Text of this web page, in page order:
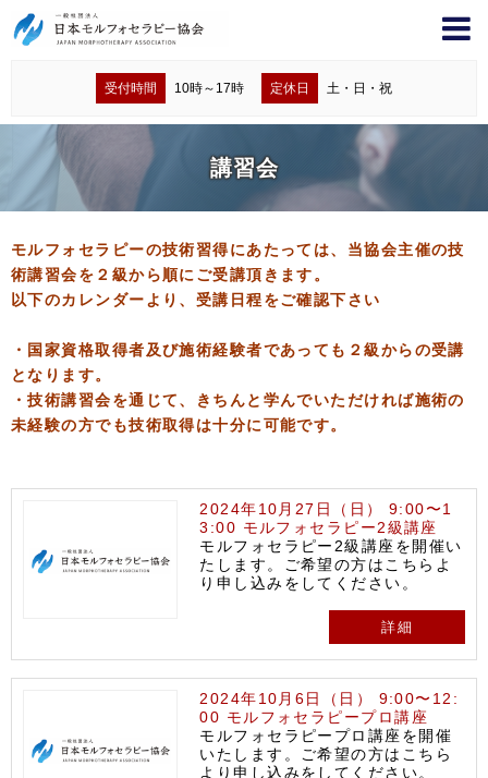
受付時間 10時～17時 定休日 土・日・祝
講習会
モルフォセラピーの技術習得にあたっては、当協会主催の技
術講習会を２級から順にご受講頂きます。
以下のカレンダーより、受講日程をご確認下さい
・国家資格取得者及び施術経験者であっても２級からの受講
となります。
・技術講習会を通じて、きちんと学んでいただければ施術の
未経験の方でも技術取得は十分に可能です。
2024年10月27日（日） 9:00〜1
3:00 モルフォセラピー2級講座
モルフォセラピー2級講座を開催い
たします。ご希望の方はこちらよ
り申し込みをしてください。
詳細
2024年10月6日（日） 9:00〜12:
00 モルフォセラピープロ講座
モルフォセラピープロ講座を開催
いたします。ご希望の方はこちら
より申し込みをしてください。